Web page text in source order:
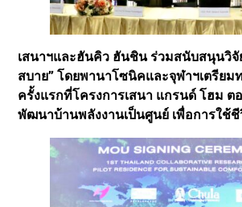
เสนาฯและฮันคิว ฮันชิน ร่วมสนับสนุนวิจั
สบาย” โดยพานาโซนิคและจุฬาฯเตรียม
ครั้งแรกที่โครงการเสนา แกรนด์ โฮม ต
พัฒนาบ้านพลังงานเป็นศูนย์ เพื่อการใช้